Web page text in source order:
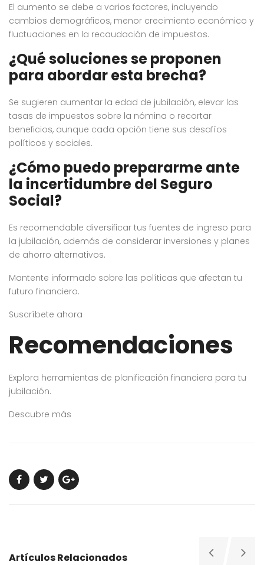
El aumento se debe a varios factores, incluyendo
cambios demográficos, menor crecimiento económico y
fluctuaciones en la recaudación de impuestos.
¿Qué soluciones se proponen
para abordar esta brecha?
Se sugieren aumentar la edad de jubilación, elevar las
tasas de impuestos sobre la nómina o recortar
beneficios, aunque cada opción tiene sus desafíos
políticos y sociales.
¿Cómo puedo prepararme ante
la incertidumbre del Seguro
Social?
Es recomendable diversificar tus fuentes de ingreso para
la jubilación, además de considerar inversiones y planes
de ahorro alternativos.
Mantente informado sobre las políticas que afectan tu
futuro financiero.
Suscríbete ahora
Recomendaciones
Explora herramientas de planificación financiera para tu
jubilación.
Descubre más
Artículos Relacionados